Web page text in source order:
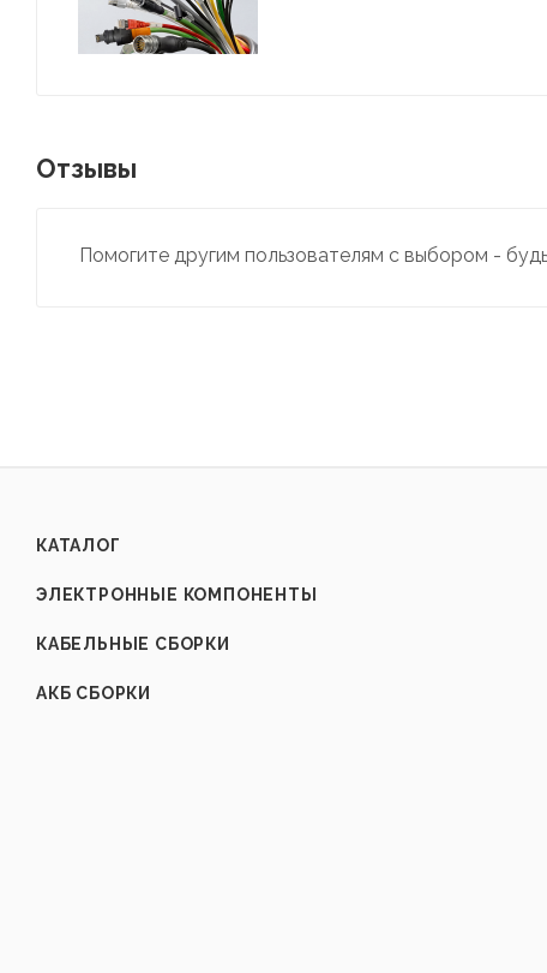
Отзывы
Помогите другим пользователям с выбором -
КАТАЛОГ
ЭЛЕКТРОННЫЕ КОМПОНЕНТЫ
КАБЕЛЬНЫЕ СБОРКИ
АКБ СБОРКИ